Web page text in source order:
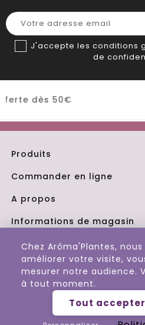
Chez Arôma'Plantes,
améliorer votre visite,
mesurer notre audience.
à tout moment.
Tout accepter
J'accepte les conditions
de
Produits
Commander en ligne
A propos
Informations de magasin
© 2026 -